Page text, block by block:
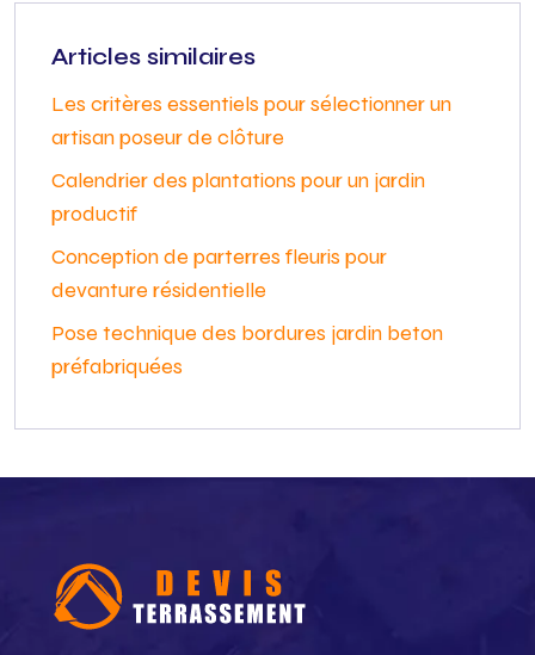
Articles similaires
Les critères essentiels pour sélectionner un
artisan poseur de clôture
Calendrier des plantations pour un jardin
productif
Conception de parterres fleuris pour
devanture résidentielle
Pose technique des bordures jardin beton
préfabriquées